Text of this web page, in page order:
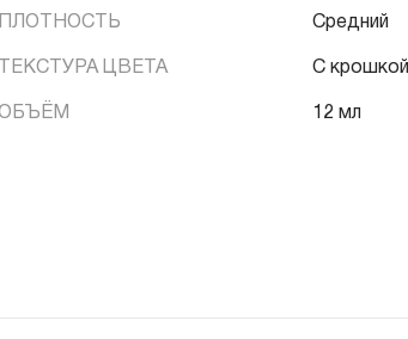
ПЛОТНОСТЬ Средний
ТЕКСТУРА ЦВЕТА С крошкой
12 мл